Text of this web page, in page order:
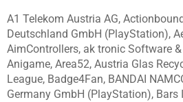
A1 Telekom Austria AG,
Deutschland GmbH (PlayStation),
AimControllers, ak tronic Software
Anigame, Area52, Austria Glas
League, Badge4Fan, BANDAI
Germany GmbH (PlayStation), Bars